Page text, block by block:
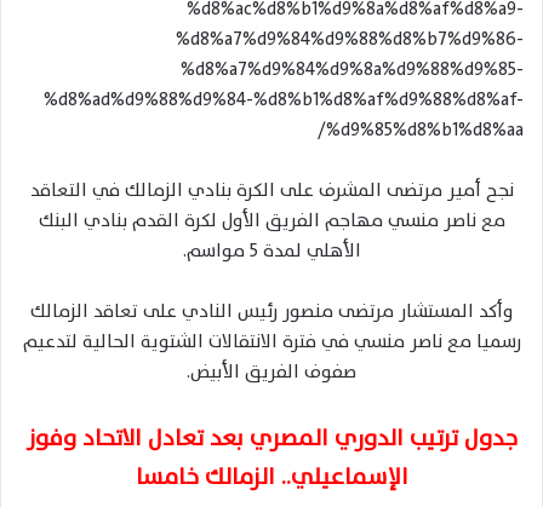
%d8%ac%d8%b1%d9%8a%d8%af%d8%a9-
%d8%a7%d9%84%d9%88%d8%b7%d9%86-
%d8%a7%d9%84%d9%8a%d9%88%d9%85-
%d8%ad%d9%88%d9%84-%d8%b1%d8%af%d9%88%d8%af-
%d9%85%d8%b1%d8%aa/
نجح أمير مرتضى المشرف على الكرة بنادي الزمالك في التعاقد
مع ناصر منسي مهاجم الفريق الأول لكرة القدم بنادي البنك
الأهلي لمدة 5 مواسم.
وأكد المستشار مرتضى منصور رئيس النادي على تعاقد الزمالك
رسميا مع ناصر منسي في فترة الانتقالات الشتوية الحالية لتدعيم
صفوف الفريق الأبيض.
جدول ترتيب الدوري المصري بعد تعادل الاتحاد وفوز
الإسماعيلي.. الزمالك خامسا